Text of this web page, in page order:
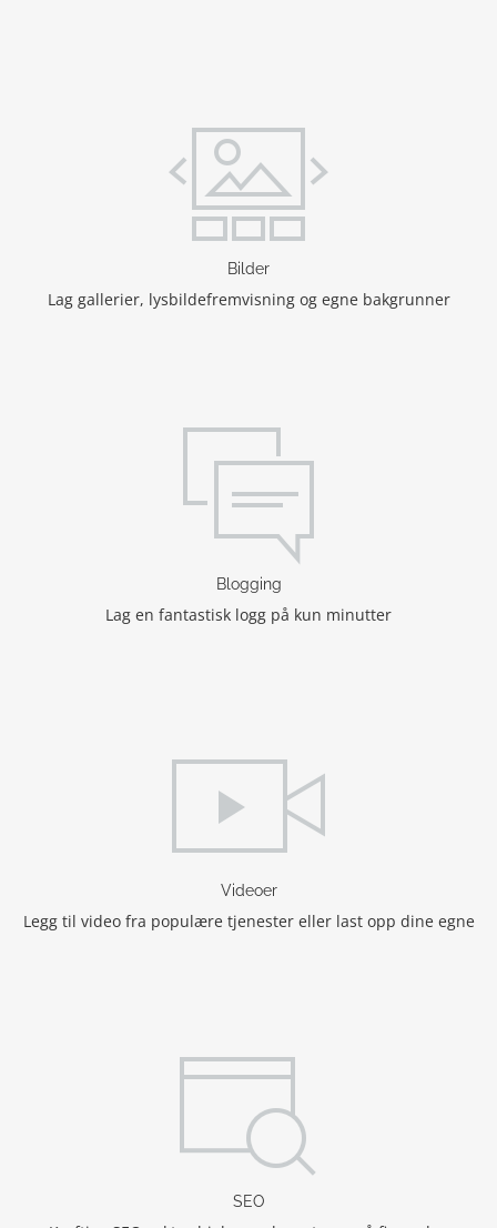
Bilder
Lag gallerier, lysbildefremvisning og egne bakgrunner
Blogging
Lag en fantastisk logg på kun minutter
Videoer
Legg til video fra populære tjenester eller last opp dine egne
SEO